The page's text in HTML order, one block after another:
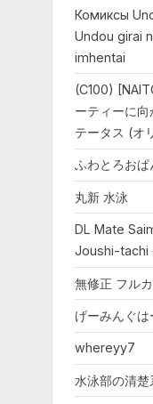
Комиксы
Undou girai
imhentai
(C100)
ーティーに
テータス (オ
ふわとろお
丸新 水泳
DL Mate
Joushi-tachi
無修正 フル
げーみんぐ
whereyy7
水泳部の清